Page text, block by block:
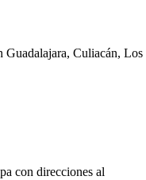
Guadalajara, Culiacán, Los
con direcciones al